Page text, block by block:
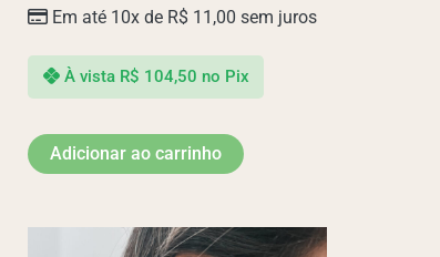
Em até 10x de R$ 11,00 sem juros
À vista R$ 104,50 no Pix
Adicionar ao carrinho